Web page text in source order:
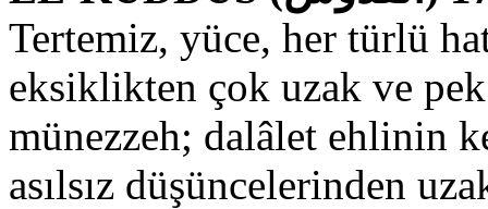
Tertemiz, yüce, her türlü
eksiklikten çok uzak ve
münezzeh; dalâlet ehlinin
asılsız düşüncelerinden